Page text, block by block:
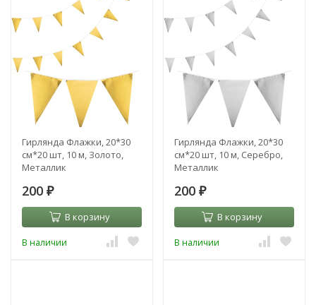
Гирлянда Флажки, 20*30
см*20 шт, 10 м, Золото,
Металлик
200 ₽
В корзину
В наличии
Гирлянда Флажки, 20*30
см*20 шт, 10 м, Серебро,
Металлик
200 ₽
В корзину
В наличии